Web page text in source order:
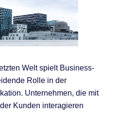
Welt spielt Business-
Rolle in der
Unternehmen, die mit
Kunden interagieren